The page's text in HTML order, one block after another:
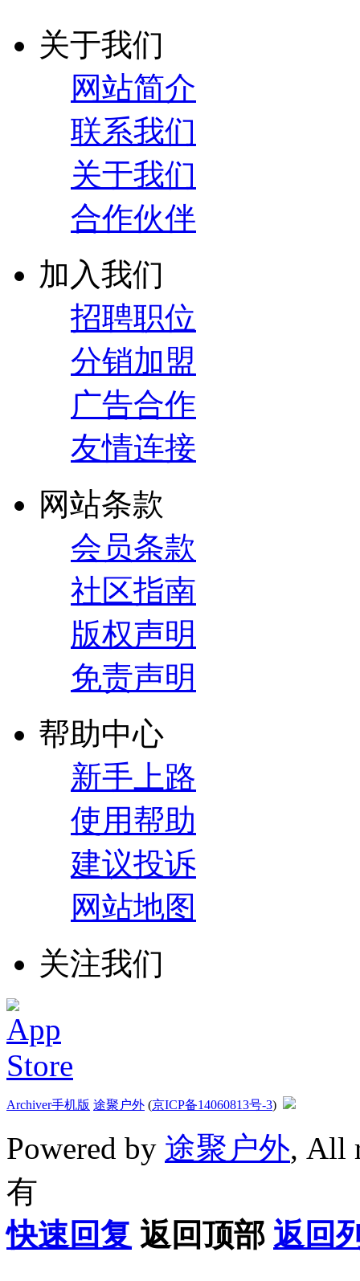
关于我们
网站简介
联系我们
关于我们
合作伙伴
加入我们
招聘职位
分销加盟
广告合作
友情连接
网站条款
会员条款
社区指南
版权声明
免责声明
帮助中心
新手上路
使用帮助
建议投诉
网站地图
关注我们
Archiver手机版 途聚户外 (京ICP备14060813号-3)
Powered by 途聚户外, All
有
快速回复 返回顶部 返回